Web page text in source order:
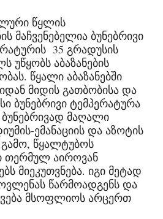
წყლის
მაჩვენებელია ბუნებრივი
35 გრადუსის
უწყობს აბაზანების
წყალი აბაზანებში
მიდის გათბობისა და
ბუნებრივი ტემპერატურა
ბუნებრივად მაღალი
ემანაციის და აზოტის
გამო, წყალტუბოს
თერმულ აიროვან
მიეკუთვნება. იგი მეტად
წარმოადგენს და
მსოფლიოს არცერთ